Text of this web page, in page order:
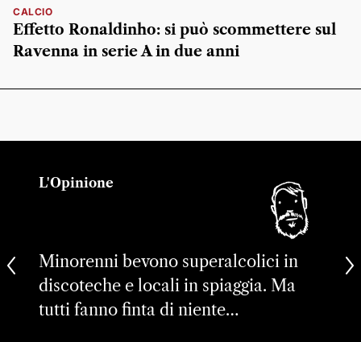
CALCIO
Effetto Ronaldinho: si può scommettere sul
Ravenna in serie A in due anni
L'Opinione
Minorenni bevono superalcolici in
discoteche e locali in spiaggia. Ma
tutti fanno finta di niente…